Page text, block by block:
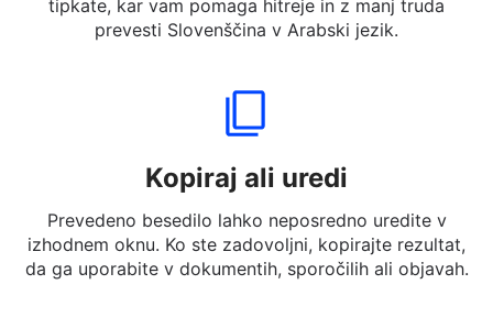
Vaš Arabski prevod se prikaže takoj — brez gumbov,
brez čakanja. Posodablja se v realnem času, ko
prevesti Slovenščina v Arabski jezik.
Kopiraj ali uredi
Prevedeno besedilo lahko neposredno uredite v